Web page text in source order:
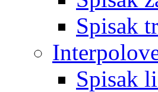
Spisak
Spisak